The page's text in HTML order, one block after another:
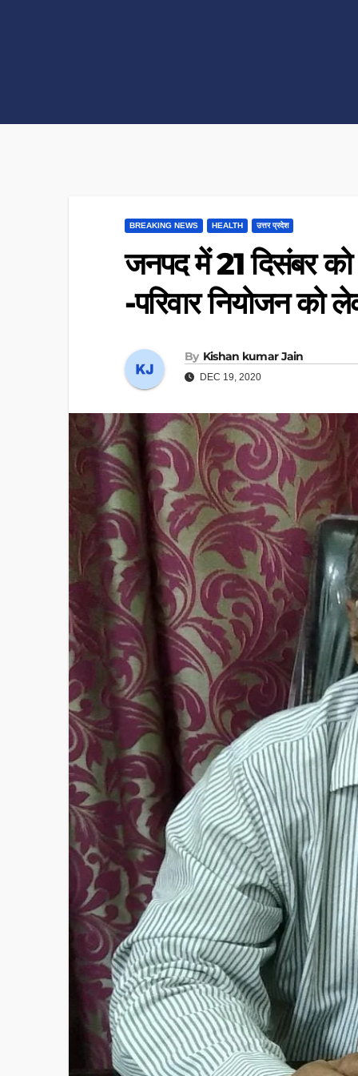
BREAKING NEWS HEALTH उत्तर प्रदेश
जनपद में 21 दिसंबर को
-परिवार नियोजन को
By Kishan kumar Jain
DEC 19, 2020